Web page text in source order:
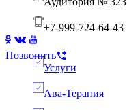
+7-999-724-64-43
Позвонить
Услуги
Ава-Терапия